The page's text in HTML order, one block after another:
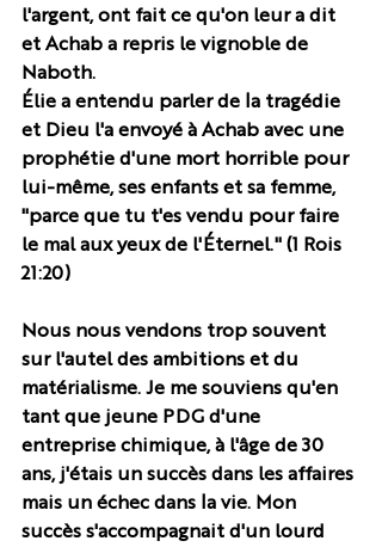
l'argent, ont fait ce qu'on leur a dit
et Achab a repris le vignoble de
Naboth.
Élie a entendu parler de la tragédie
et Dieu l'a envoyé à Achab avec une
prophétie d'une mort horrible pour
lui-même, ses enfants et sa femme,
"parce que tu t'es vendu pour faire
le mal aux yeux de l'Éternel." (1 Rois
21:20)
Nous nous vendons trop souvent
sur l'autel des ambitions et du
matérialisme. Je me souviens qu'en
tant que jeune PDG d'une
entreprise chimique, à l'âge de 30
ans, j'étais un succès dans les affaires
mais un échec dans la vie. Mon
succès s'accompagnait d'un lourd